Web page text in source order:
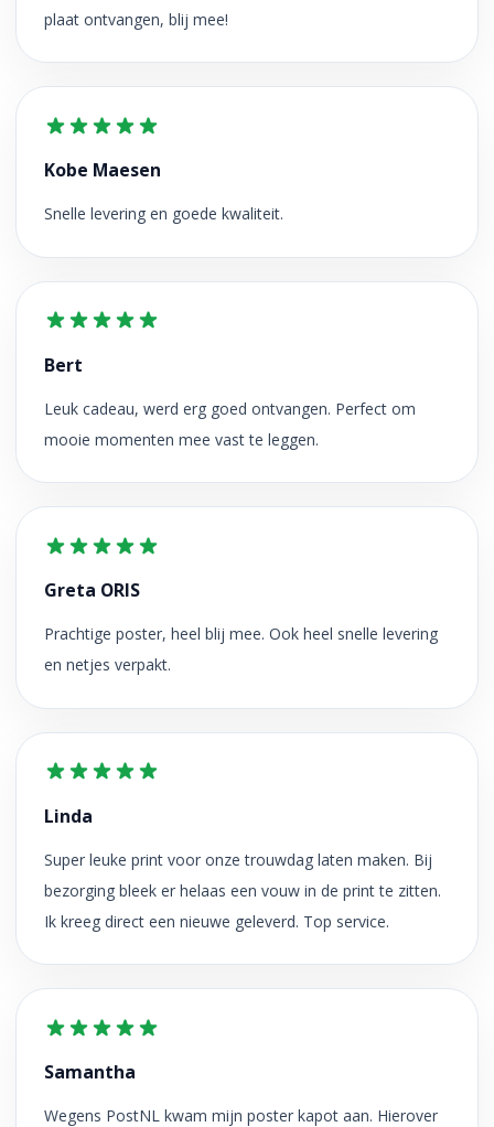
plaat ontvangen, blij mee!
Kobe Maesen
Snelle levering en goede kwaliteit.
Bert
Leuk cadeau, werd erg goed ontvangen. Perfect om
mooie momenten mee vast te leggen.
Greta ORIS
Prachtige poster, heel blij mee. Ook heel snelle levering
en netjes verpakt.
Linda
Super leuke print voor onze trouwdag laten maken. Bij
bezorging bleek er helaas een vouw in de print te zitten.
Ik kreeg direct een nieuwe geleverd. Top service.
Samantha
Wegens PostNL kwam mijn poster kapot aan. Hierover